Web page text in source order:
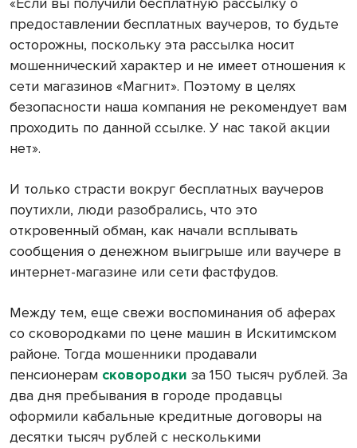
предоставлении бесплатных ваучеров, то будьте
осторожны, поскольку эта рассылка носит
мошеннический характер и не имеет отношения к
сети магазинов «Магнит». Поэтому в целях
безопасности наша компания не рекомендует вам
проходить по данной ссылке. У нас такой акции
нет».
И только страсти вокруг бесплатных ваучеров
поутихли, люди разобрались, что это
откровенный обман, как начали всплывать
сообщения о денежном выигрыше или ваучере в
интернет-магазине или сети фастфудов.
Между тем, еще свежи воспоминания об аферах
со сковородками по цене машин в Искитимском
районе. Тогда мошенники продавали
пенсионерам сковородки за 150 тысяч рублей. За
два дня пребывания в городе продавцы
оформили кабальные кредитные договоры на
десятки тысяч рублей с несколькими